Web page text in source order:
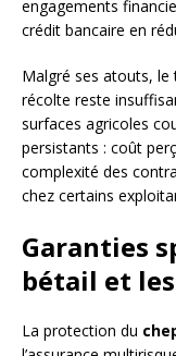
engagements
crédit bancaire en
Malgré ses atouts, le
récolte reste
surfaces agricoles
persistants : coût
complexité des
chez certains
Garanties
bétail et
La protection du